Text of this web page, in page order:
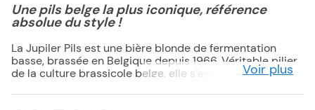
Une pils belge la plus iconique, référence
absolue du style !
La Jupiler Pils est une bière blonde de fermentation
basse, brassée en Belgique depuis 1966. Véritable pilier
de la culture brassicole belge, elle s’est imposée au fil
pays, appréciée pour son style simple, accessible et
Voir plus